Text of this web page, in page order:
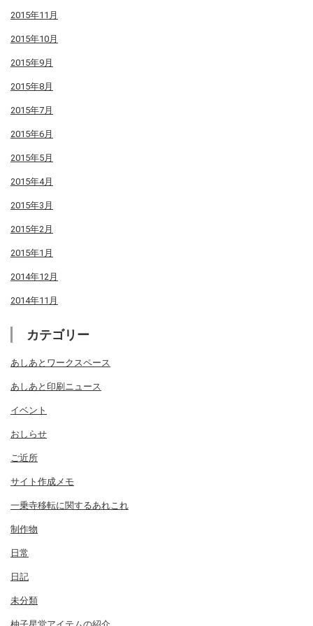
2015年11月
2015年10月
2015年9月
2015年8月
2015年7月
2015年6月
2015年5月
2015年4月
2015年3月
2015年2月
2015年1月
2014年12月
2014年11月
カテゴリー
あしあとワークスペース
あしあと印刷ニュース
イベント
おしらせ
ご近所
サイト作成メモ
一乗寺移転に関するあれこれ
制作物
日常
日記
未分類
柚子星堂アイテムの紹介